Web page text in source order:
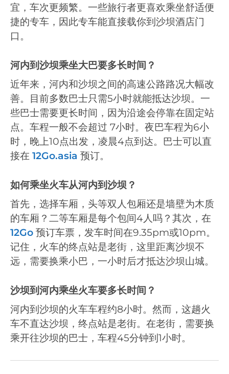
宜，车次更频繁。一些旅行者更喜欢乘坐舒适便
捷的专车，因此专车能直接载你到沙坝酒店门
口。
河内到沙坝乘坐大巴要多长时间？
近年来，河内和沙坝之间的高速公路路况大幅改
善。目前多数巴士只需5小时就能抵达沙坝。一
些巴士需要更长时间，因为沿途会停靠在固定站
点。车程一般不会超过 7小时。夜巴车程为6小
时，晚上10点出发，凌晨4点到达。巴士可以直
接在 12Go.asia 预订。
如何乘坐火车从河内到沙坝？
首先，选择车厢，头等双人包厢还是墙壁为木质
的车厢？二等车厢是每个包间4人吗？其次，在
12Go 预订车票，发车时间在9.35pm或10pm。
记住，火车的终点站是老街，这里距离沙坝不
远，需要换乘小巴，一小时后才抵达沙坝山城。
沙坝到河内乘坐火车要多长时间？
河内到沙坝的火车车程约8小时。然而，这趟火
车不直达沙坝，终点站是老街。在老街，需要换
乘开往沙坝的巴士，车程45分钟到1小时。